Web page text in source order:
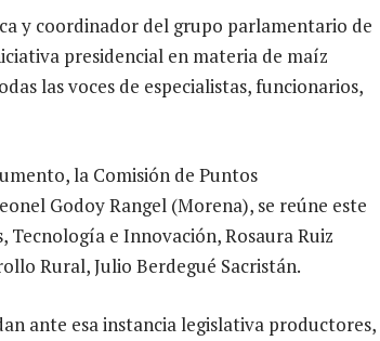
y coordinador del grupo parlamentario de
presidencial en materia de maíz
las voces de especialistas, funcionarios,
la Comisión de Puntos
Godoy Rangel (Morena), se reúne este
Tecnología e Innovación, Rosaura Ruiz
Rural, Julio Berdegué Sacristán.
ante esa instancia legislativa productores,